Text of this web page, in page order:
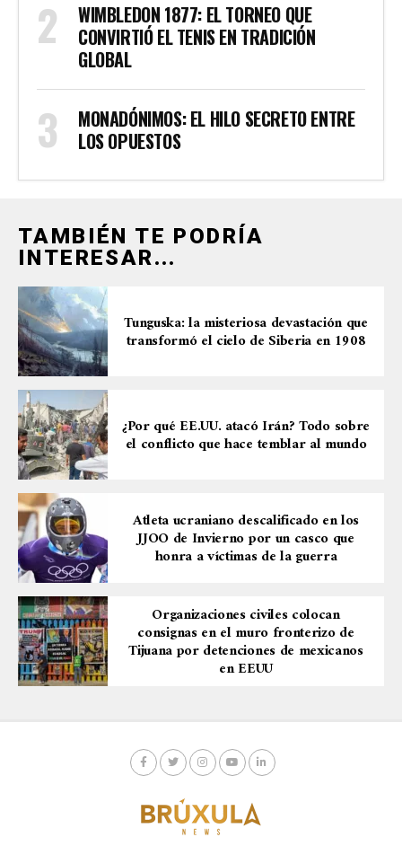
WIMBLEDON 1877: EL TORNEO QUE
CONVIRTIÓ EL TENIS EN TRADICIÓN
GLOBAL
MONADÓNIMOS: EL HILO SECRETO ENTRE
LOS OPUESTOS
TAMBIÉN TE PODRÍA
INTERESAR...
Tunguska: la misteriosa devastación que
transformó el cielo de Siberia en 1908
¿Por qué EE.UU. atacó Irán? Todo sobre
el conflicto que hace temblar al mundo
Atleta ucraniano descalificado en los
JJOO de Invierno por un casco que
honra a víctimas de la guerra
Organizaciones civiles colocan
consignas en el muro fronterizo de
Tijuana por detenciones de mexicanos
en EEUU